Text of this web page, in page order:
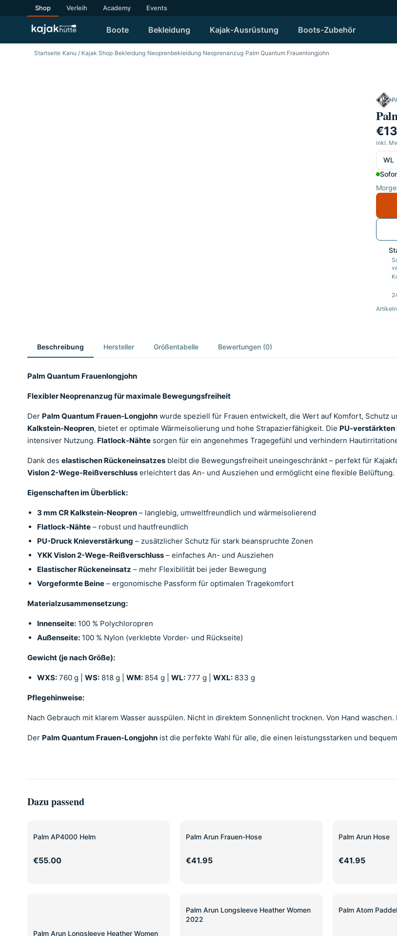
Shop Verleih Academy Events
Boote Bekleidung Kajak-Ausrüstung Boots-Zubehör
Startseite›Kanu / Kajak Shop›Bekleidung›Neoprenbekleidung›Neoprenanzug›Palm Quantum Frauenlongjohn
inkl.
WL
Beschreibung Hersteller Größentabelle Bewertungen (0)
Palm Quantum Frauenlongjohn
Flexibler Neoprenanzug für maximale Bewegungsfreiheit
Der Palm Quantum Frauen-Longjohn wurde speziell für Frauen entwickelt, die Wert auf Komfort, Schutz
Kalkstein-Neopren, bietet er optimale Wärmeisolierung und hohe Strapazierfähigkeit. Die PU-verstärkten
intensiver Nutzung. Flatlock-Nähte sorgen für ein angenehmes Tragegefühl und verhindern
Dank des elastischen Rückeneinsatzes bleibt die Bewegungsfreiheit uneingeschränkt – perfekt für
Vislon 2-Wege-Reißverschluss erleichtert das An- und Ausziehen und ermöglicht eine flexible Belüftung.
Eigenschaften im Überblick:
3 mm CR Kalkstein-Neopren – langlebig, umweltfreundlich und wärmeisolierend
Flatlock-Nähte – robust und hautfreundlich
PU-Druck Knieverstärkung – zusätzlicher Schutz für stark beanspruchte Zonen
YKK Vislon 2-Wege-Reißverschluss – einfaches An- und Ausziehen
Elastischer Rückeneinsatz – mehr Flexibilität bei jeder Bewegung
Vorgeformte Beine – ergonomische Passform für optimalen Tragekomfort
Materialzusammensetzung:
Innenseite: 100 % Polychloropren
Außenseite: 100 % Nylon (verklebte Vorder- und Rückseite)
Gewicht (je nach Größe):
WXS: 760 g | WS: 818 g | WM: 854 g | WL: 777 g | WXL: 833 g
Pflegehinweise:
Nach Gebrauch mit klarem Wasser ausspülen. Nicht in direktem Sonnenlicht trocknen. Von Hand
Der Palm Quantum Frauen-Longjohn ist die perfekte Wahl für alle, die einen leistungsstarken und
Dazu passend
Palm AP4000 Helm
€55.00
Palm Arun Frauen-Hose
€41.95
Palm Arun Hose
€41.95
Palm Arun Longsleeve Heather Women
Palm Arun Longsleeve Heather Women
2022
SALE
Palm Atom